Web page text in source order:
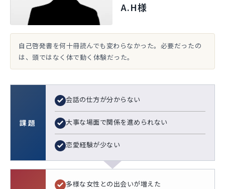
A.H様
自己啓発書を何十冊読んでも変わらなかった。必要だったの
は、頭ではなく体で動く体験だった。
課題
会話の仕方が分からない
大事な場面で関係を進められない
恋愛経験が少ない
多様な女性との出会いが増えた